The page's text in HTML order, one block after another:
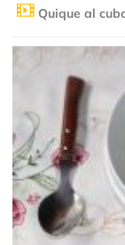
Quique al